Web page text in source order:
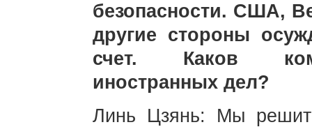
безопасности. США,
другие стороны
счет. Каков
иностранных дел?
Линь Цзянь: Мы